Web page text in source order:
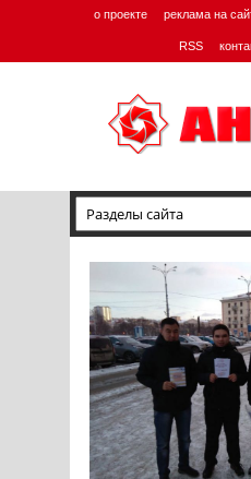
о проекте реклама на
RSS